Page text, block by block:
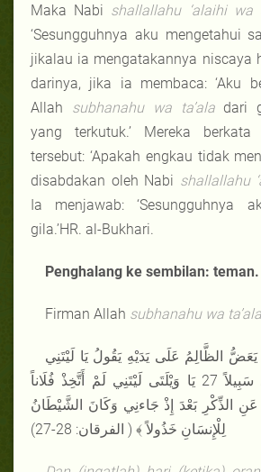
Maka Nabi shallallahu ‘alaihi wa
‘Sesungguhnya aku mengetahui
jikalau ia mengatakannya niscaya
darinya, jika ia membaca: ‘Aku
Allah subhanahu wa ta’aladari
yang terkutuk.’ Mereka
tersebut: ‘Apakah engkau tidak
disabdakan oleh Nabi shallallahu
Ia menjawab: ‘Sesungguhnya
gila.’HR. al-Bukhari.
Penghalang ke sembilan: teman.
Firman Allah subhanahu wa ta’ala
الظَّالِمُ عَلَى يَدَيْهِ يَقُولُ يَا لَيْتَنِي
اتَّخَذْتُ مَعَ الرَّسُولِ سَبِيلاً 27 يَا وَيْلَتَى لَيْتَنِي لَمْ أَتَّخِذْ فُلَاناً
أَضَلَّنِي عَنِ الذِّكْرِ بَعْدَ إِذْ جَاءنِي وَكَانَ الشَّيْطَانُ
لِلْإِنسَانِ خَذُولاً ﴾ ( الفرقان: 28-27)